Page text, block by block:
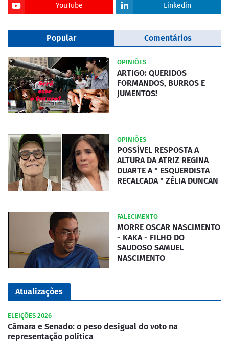
YouTube Linkedin
Popular Comentários
OPINIÕES
ARTIGO: QUERIDOS
FORMANDOS, BURROS E
JUMENTOS!
OPINIÕES
POSSÍVEL RESPOSTA A
ALTURA DA ATRIZ REGINA
DUARTE A " ESQUERDISTA
RECALCADA " ZÉLIA DUNCAN
FALECIMENTO
MORRE OSCAR NASCIMENTO
- KAKA - FILHO DO
SAUDOSO SAMUEL
NASCIMENTO
Atualizações
ELEIÇÕES 2026
Câmara e Senado: o peso desigual do voto na
representação política